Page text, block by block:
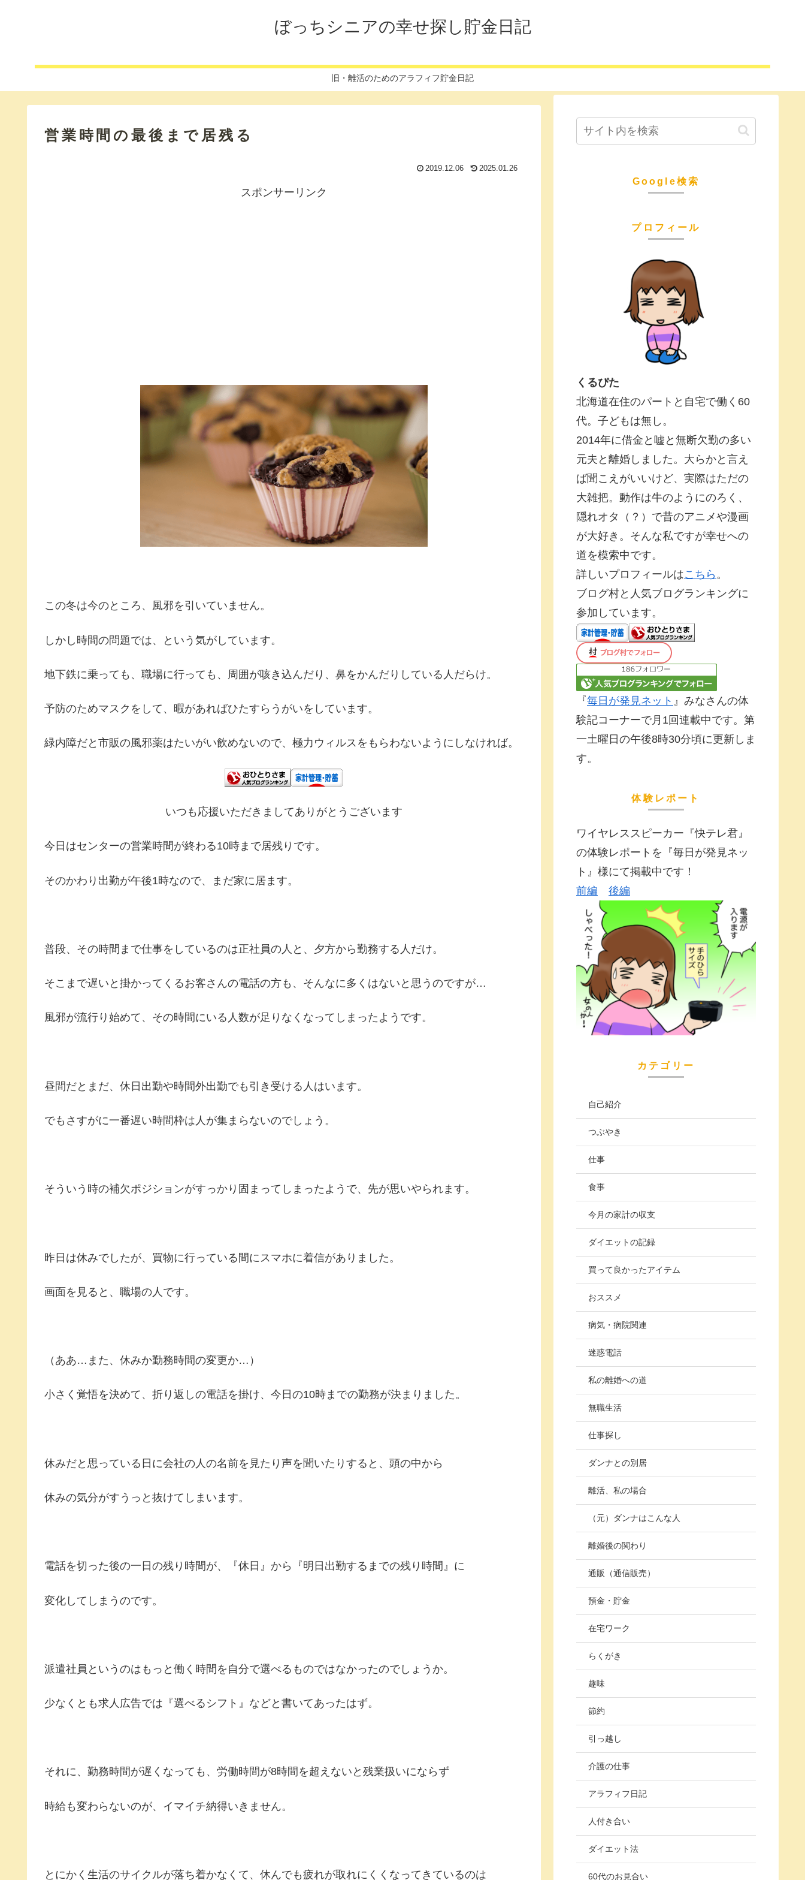
ぼっちシニアの幸せ探し貯金日記
旧・離活のためのアラフィフ貯金日記
営業時間の最後まで居残る
2019.12.06 2025.01.26
スポンサーリンク
この冬は今のところ、風邪を引いていません。
しかし時間の問題では、という気がしています。
地下鉄に乗っても、職場に行っても、周囲が咳き込んだり、鼻をかんだりしている人だらけ。
予防のためマスクをして、暇があればひたすらうがいをしています。
緑内障だと市販の風邪薬はたいがい飲めないので、極力ウィルスをもらわないようにしなければ。
いつも応援いただきましてありがとうございます
今日はセンターの営業時間が終わる10時まで居残りです。
そのかわり出勤が午後1時なので、まだ家に居ます。
普段、その時間まで仕事をしているのは正社員の人と、夕方から勤務する人だけ。
そこまで遅いと掛かってくるお客さんの電話の方も、そんなに多くはないと思うのですが…
風邪が流行り始めて、その時間にいる人数が足りなくなってしまったようです。
昼間だとまだ、休日出勤や時間外出勤でも引き受ける人はいます。
でもさすがに一番遅い時間枠は人が集まらないのでしょう。
そういう時の補欠ポジションがすっかり固まってしまったようで、先が思いやられます。
昨日は休みでしたが、買物に行っている間にスマホに着信がありました。
画面を見ると、職場の人です。
（ああ…また、休みか勤務時間の変更か…）
小さく覚悟を決めて、折り返しの電話を掛け、今日の10時までの勤務が決まりました。
休みだと思っている日に会社の人の名前を見たり声を聞いたりすると、頭の中から
休みの気分がすうっと抜けてしまいます。
電話を切った後の一日の残り時間が、『休日』から『明日出勤するまでの残り時間』に
変化してしまうのです。
派遣社員というのはもっと働く時間を自分で選べるものではなかったのでしょうか。
少なくとも求人広告では『選べるシフト』などと書いてあったはず。
それに、勤務時間が遅くなっても、労働時間が8時間を超えないと残業扱いにならず
時給も変わらないのが、イマイチ納得いきません。
とにかく生活のサイクルが落ち着かなくて、休んでも疲れが取れにくくなってきているのは
Google検索
プロフィール
くるぴた
北海道在住のパートと自宅で働く60
代。子どもは無し。
2014年に借金と嘘と無断欠勤の多い
元夫と離婚しました。大らかと言え
ば聞こえがいいけど、実際はただの
大雑把。動作は牛のようにのろく、
隠れオタ（？）で昔のアニメや漫画
が大好き。そんな私ですが幸せへの
道を模索中です。
詳しいプロフィールはこちら 。
ブログ村と人気ブログランキングに
参加しています。
『毎日が発見ネット 』みなさんの体
験記コーナーで月1回連載中です。第
一土曜日の午後8時30分頃に更新しま
す。
体験レポート
ワイヤレススピーカー『快テレ君』
の体験レポートを『毎日が発見ネッ
ト』様にて掲載中です！
前編
後編
カテゴリー
自己紹介
つぶやき
仕事
食事
今月の家計の収支
ダイエットの記録
買って良かったアイテム
おススメ
病気・病院関連
迷惑電話
私の離婚への道
無職生活
仕事探し
ダンナとの別居
離活、私の場合
（元）ダンナはこんな人
離婚後の関わり
通販（通信販売）
預金・貯金
在宅ワーク
らくがき
趣味
節約
引っ越し
介護の仕事
アラフィフ日記
人付き合い
ダイエット法
60代のお見合い